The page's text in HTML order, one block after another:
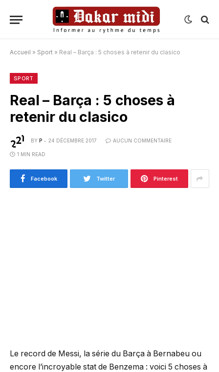
Accueil » Sport » Real – Barça : 5 choses à retenir du clasico
SPORT
Real – Barça : 5 choses à
retenir du clasico
BY P 24 DÉCEMBRE 2017 AUCUN COMMENTAIRE
1 MIN READ
Facebook Twitter Pinterest
Le record de Messi, la série du Barça à Bernabeu ou
encore l’incroyable stat de Benzema : voici 5 choses à